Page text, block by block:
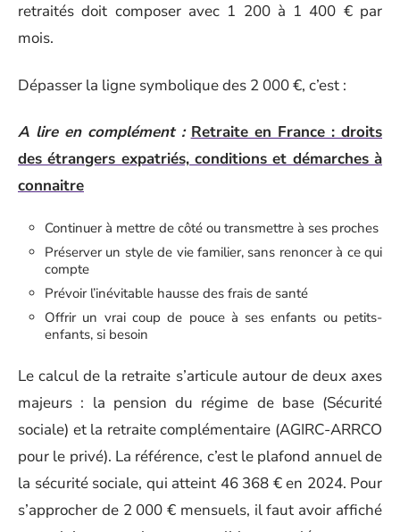
retraités doit composer avec 1 200 à 1 400 € par
mois.
Dépasser la ligne symbolique des 2 000 €, c’est :
A lire en complément : Retraite en France : droits
des étrangers expatriés, conditions et démarches à
connaitre
Continuer à mettre de côté ou transmettre à ses proches
Préserver un style de vie familier, sans renoncer à ce qui
compte
Prévoir l’inévitable hausse des frais de santé
Offrir un vrai coup de pouce à ses enfants ou petits-
enfants, si besoin
Le calcul de la retraite s’articule autour de deux axes
majeurs : la pension du régime de base (Sécurité
sociale) et la retraite complémentaire (AGIRC-ARRCO
pour le privé). La référence, c’est le plafond annuel de
la sécurité sociale, qui atteint 46 368 € en 2024. Pour
s’approcher de 2 000 € mensuels, il faut avoir affiché